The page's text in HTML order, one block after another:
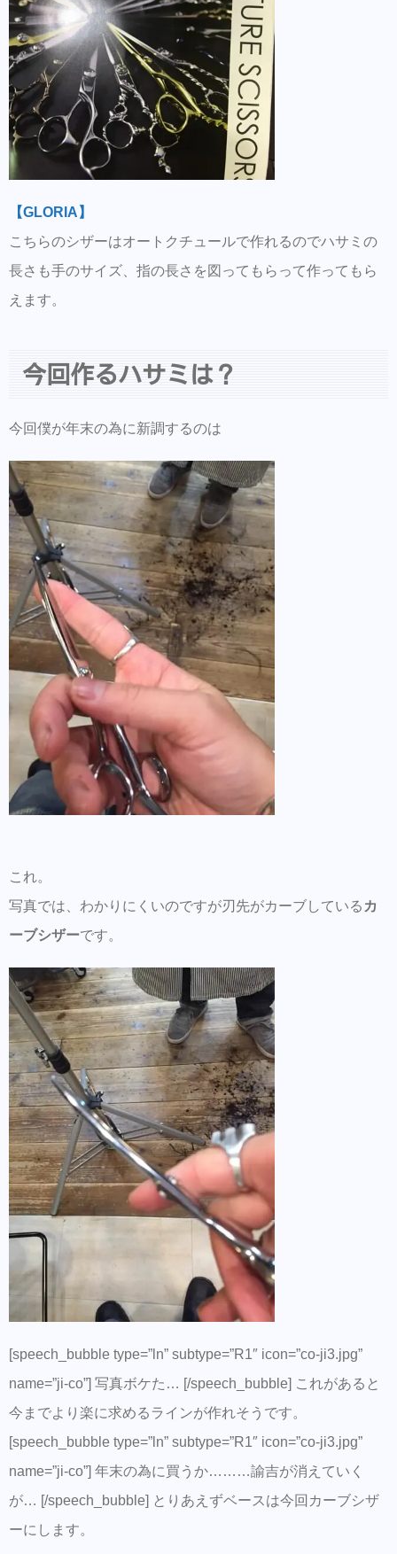
【GLORIA】
こちらのシザーはオートクチュールで作れるのでハサミの
長さも手のサイズ、指の長さを図ってもらって作ってもら
えます。
今回作るハサミは？
今回僕が年末の為に新調するのは
これ。
写真では、わかりにくいのですが刃先がカーブしている カ
ーブシザーです。
[speech_bubble type=”ln” subtype=”R1″ icon=”co-ji3.jpg”
name=”ji-co”] 写真ボケた… [/speech_bubble] これがあると
今までより楽に求めるラインが作れそうです。
[speech_bubble type=”ln” subtype=”R1″ icon=”co-ji3.jpg”
name=”ji-co”] 年末の為に買うか………諭吉が消えていく
が… [/speech_bubble] とりあえずベースは今回カーブシザ
ーにします。